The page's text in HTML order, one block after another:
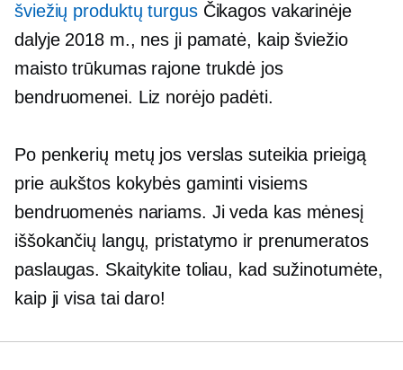
šviežių produktų turgusČikagos vakarinėje
dalyje 2018 m., nes ji pamatė, kaip šviežio
maisto trūkumas rajone trukdė jos
bendruomenei. Liz norėjo padėti.
Po penkerių metų jos verslas suteikia prieigą
prie aukštos kokybės gaminti visiems
bendruomenės nariams. Ji veda kas mėnesį
iššokančių langų, pristatymo ir prenumeratos
paslaugas. Skaitykite toliau, kad sužinotumėte,
kaip ji visa tai daro!